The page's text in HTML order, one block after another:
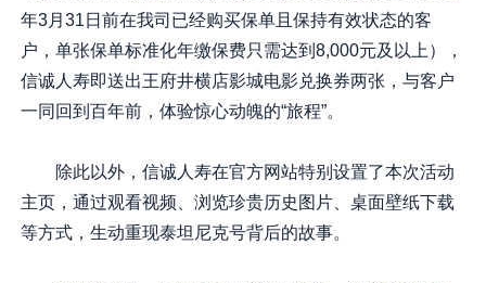
年3月31日前在我司已经购买保单且保持有效状态的客
户，单张保单标准化年缴保费只需达到8,000元及以上），
信诚人寿即送出王府井横店影城电影兑换券两张，与客户
一同回到百年前，体验惊心动魄的“旅程”。
除此以外，信诚人寿在官方网站特别设置了本次活动
主页，通过观看视频、浏览珍贵历史图片、桌面壁纸下载
等方式，生动重现泰坦尼克号背后的故事。